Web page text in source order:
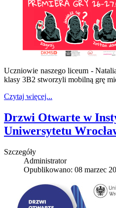
Uczniowie naszego liceum -
klasy 3B2 stworzyli mobilną grę
Czytaj więcej...
Drzwi Otwarte w
Uniwersytetu
Szczegóły
Administrator
Opublikowano: 08 marzec